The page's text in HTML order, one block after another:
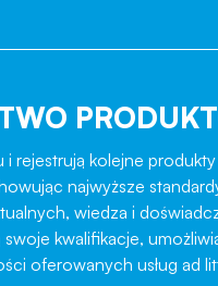
rejestrują kolejne
najwyższe
wiedza i
kwalifikacje,
oferowanych usług ad